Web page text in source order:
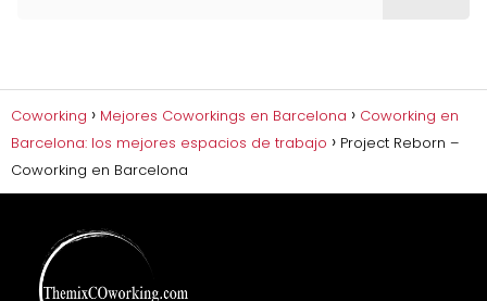
Coworking Mejores Coworkings en Barcelona
Coworking en
Barcelona: los mejores espacios de trabajo
Project Reborn –
Coworking en Barcelona